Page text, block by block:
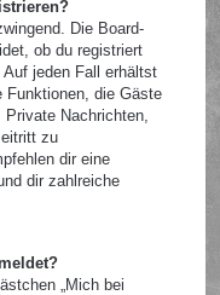
Die Board-
ob du registriert
jeden Fall erhältst
die Gäste
Nachrichten,
zu
dir eine
dir zahlreiche
„Mich bei